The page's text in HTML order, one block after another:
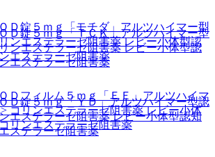
Ｄ錠５ｍｇ「モチダ」 アルツハイマー型
ンエステラーゼ阻害薬 レビー小体型認
エステラーゼ阻害薬
Ｄフィルム５ｍｇ「ＥＥ」アルツハイマ
コリンエステラーゼ阻害薬 レビー小体
リンエステラーゼ阻害薬
Ｄ錠５ｍｇ「ＴＣＫ」アルツハイマー型
ンエステラーゼ阻害薬 レビー小体型認
エステラーゼ阻害薬
Ｄ錠５ｍｇ「ＹＤ」アルツハイマー型認
エステラーゼ阻害薬 レビー小体型認知
ステラーゼ阻害薬